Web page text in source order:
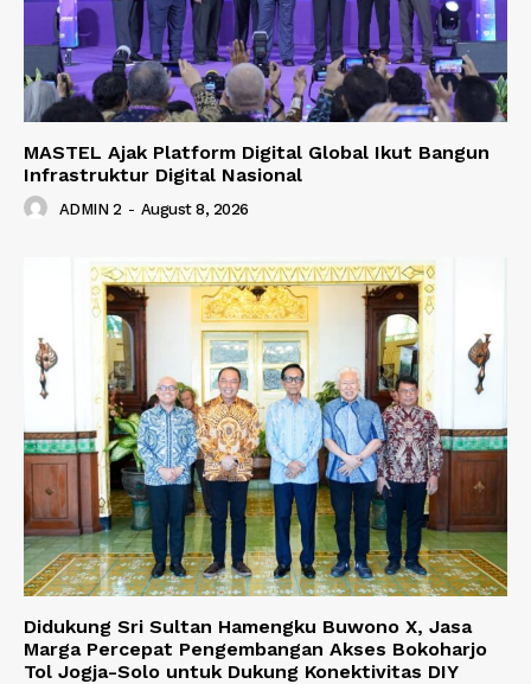
MASTEL Ajak Platform Digital Global Ikut Bangun
Infrastruktur Digital Nasional
ADMIN 2 - August 8, 2026
Didukung Sri Sultan Hamengku Buwono X, Jasa
Marga Percepat Pengembangan Akses Bokoharjo
Tol Jogja-Solo untuk Dukung Konektivitas DIY